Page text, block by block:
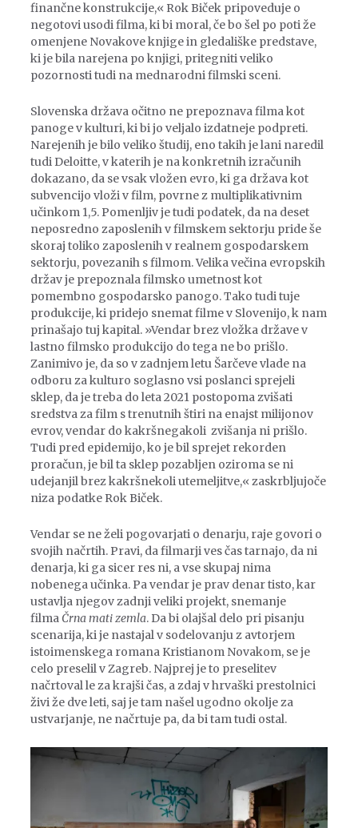
finančne konstrukcije,« Rok Biček pripoveduje o
negotovi usodi filma, ki bi moral, če bo šel po poti že
omenjene Novakove knjige in gledališke predstave,
ki je bila narejena po knjigi, pritegniti veliko
pozornosti tudi na mednarodni filmski sceni.
Slovenska država očitno ne prepoznava filma kot
panoge v kulturi, ki bi jo veljalo izdatneje podpreti.
Narejenih je bilo veliko študij, eno takih je lani naredil
tudi Deloitte, v katerih je na konkretnih izračunih
dokazano, da se vsak vložen evro, ki ga država kot
subvencijo vloži v film, povrne z multiplikativnim
učinkom 1,5. Pomenljiv je tudi podatek, da na deset
neposredno zaposlenih v filmskem sektorju pride še
skoraj toliko zaposlenih v realnem gospodarskem
sektorju, povezanih s filmom. Velika večina evropskih
držav je prepoznala filmsko umetnost kot
pomembno gospodarsko panogo. Tako tudi tuje
produkcije, ki pridejo snemat filme v Slovenijo, k nam
prinašajo tuj kapital. »Vendar brez vložka države v
lastno filmsko produkcijo do tega ne bo prišlo.
Zanimivo je, da so v zadnjem letu Šarčeve vlade na
odboru za kulturo soglasno vsi poslanci sprejeli
sklep, da je treba do leta 2021 postopoma zvišati
sredstva za film s trenutnih štiri na enajst milijonov
evrov, vendar do kakršnegakoli zvišanja ni prišlo.
Tudi pred epidemijo, ko je bil sprejet rekorden
proračun, je bil ta sklep pozabljen oziroma se ni
udejanjil brez kakršnekoli utemeljitve,« zaskrbljujoče
niza podatke Rok Biček.
Vendar se ne želi pogovarjati o denarju, raje govori o
svojih načrtih. Pravi, da filmarji ves čas tarnajo, da ni
denarja, ki ga sicer res ni, a vse skupaj nima
nobenega učinka. Pa vendar je prav denar tisto, kar
ustavlja njegov zadnji veliki projekt, snemanje
filma Črna mati zemla. Da bi olajšal delo pri pisanju
scenarija, ki je nastajal v sodelovanju z avtorjem
istoimenskega romana Kristianom Novakom, se je
celo preselil v Zagreb. Najprej je to preselitev
načrtoval le za krajši čas, a zdaj v hrvaški prestolnici
živi že dve leti, saj je tam našel ugodno okolje za
ustvarjanje, ne načrtuje pa, da bi tam tudi ostal.